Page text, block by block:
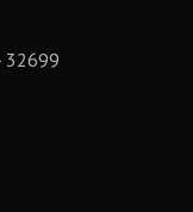
32699